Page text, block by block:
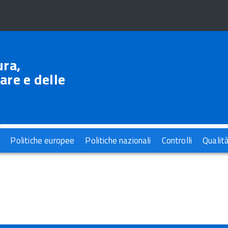
e delle
Politiche europee Politiche nazionali Controlli